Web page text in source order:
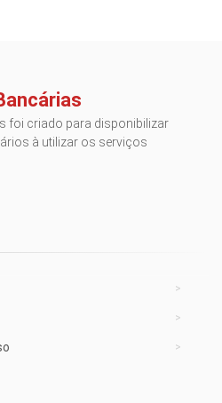
foi criado para disponibilizar
à utilizar os serviços